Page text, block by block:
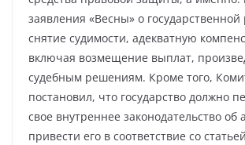
заявления «Весны» о государственной
снятие судимости, адекватную
включая возмещение выплат,
судебным решениям. Кроме того,
постановил, что государство должно
свое внутреннее законодательство об
привести его в соответствие со